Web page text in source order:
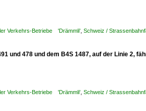
Verkehrs-Betriebe 'Drämmli' Schweiz /
und 478 und dem B4S 1487, auf der Linie 2,
Verkehrs-Betriebe 'Drämmli' Schweiz /